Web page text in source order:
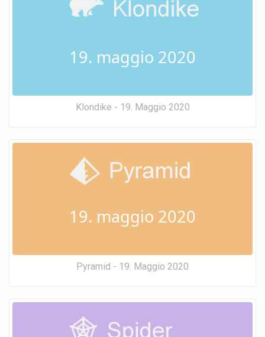
19. maggio 2020
Klondike - 19. Maggio 2020
19. maggio 2020
Pyramid - 19. Maggio 2020